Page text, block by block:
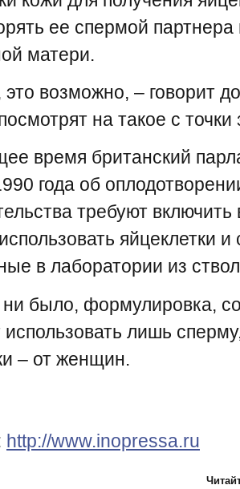
ее спермой
матери.
возможно, – говорит
на такое с точки
время британский
года об
требуют
яйцеклетки
в лаборатории из
было, формулировка,
лишь
– от женщин.
http://www.inopressa.ru